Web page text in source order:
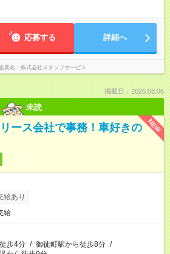
応募する 詳細へ
業名 株式会社スタッフサービス
掲載日：2026.08.06
未読
NEW
ース会社で事務！車好きの
給あり
給
歩4分 / 御徒町駅から徒歩8分 /